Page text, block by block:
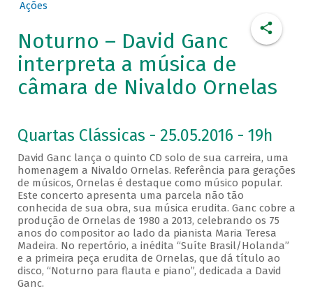
Ações
Noturno – David Ganc
interpreta a música de
câmara de Nivaldo Ornelas
Quartas Clássicas - 25.05.2016 - 19h
David Ganc lança o quinto CD solo de sua carreira, uma
homenagem a Nivaldo Ornelas. Referência para gerações
de músicos, Ornelas é destaque como músico popular.
Este concerto apresenta uma parcela não tão
conhecida de sua obra, sua música erudita. Ganc cobre a
produção de Ornelas de 1980 a 2013, celebrando os 75
anos do compositor ao lado da pianista Maria Teresa
Madeira. No repertório, a inédita “Suíte Brasil/Holanda”
e a primeira peça erudita de Ornelas, que dá título ao
disco, “Noturno para flauta e piano”, dedicada a David
Ganc.